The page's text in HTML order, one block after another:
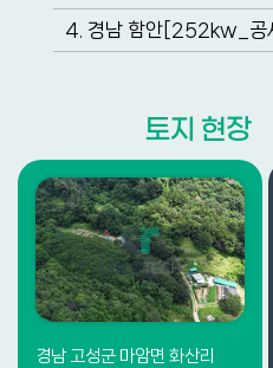
4. 경남 함안[252kw_공
토지 현장
경남 고성군 마암면 화산리